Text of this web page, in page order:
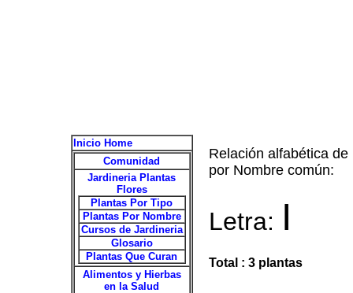
Inicio Home
Comunidad
Jardineria Plantas
Flores
Plantas Por Tipo
Plantas Por Nombre
Cursos de Jardineria
Glosario
Plantas Que Curan
Alimentos y Hierbas
en la Salud
Relación alfabética
por Nombre común:
Letra: I
Total : 3 plantas